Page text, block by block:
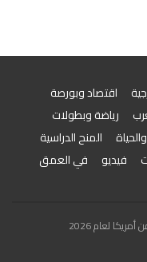
اقتصاد وبورصة
رياضة وبطولات
المنح الدراسية
فيديو
في العمق
لعام 2026